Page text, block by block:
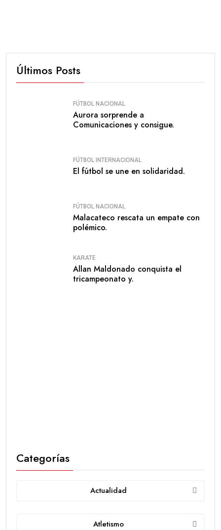
Últimos Posts
FÚTBOL NACIONAL
Aurora sorprende a
Comunicaciones y consigue.
FÚTBOL INTERNACIONAL
El fútbol se une en solidaridad.
FÚTBOL NACIONAL
Malacateco rescata un empate con
polémico.
KARATE
Allan Maldonado conquista el
tricampeonato y.
Categorías
Actualidad
Atletismo